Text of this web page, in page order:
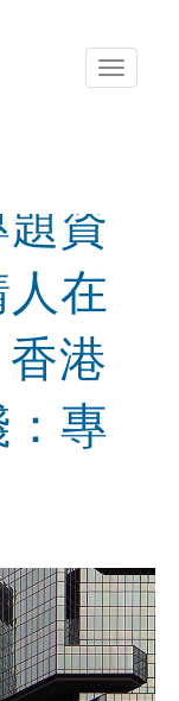
Toggle
資
在
港
專